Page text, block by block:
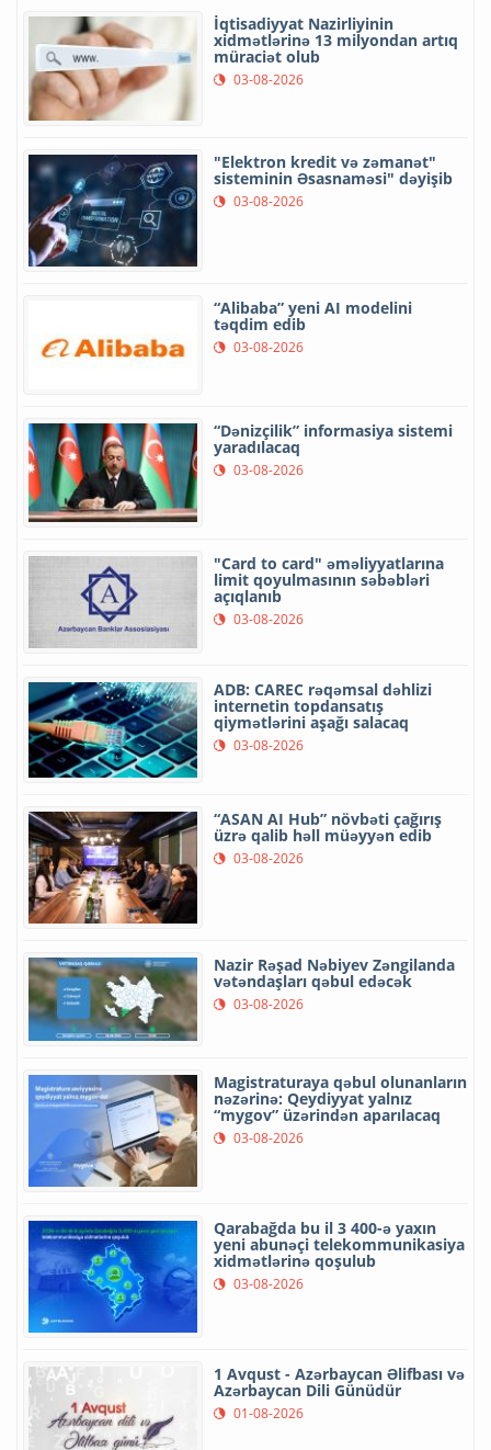
İqtisadiyyat Nazirliyinin
xidmətlərinə 13 milyondan artıq
müraciət olub
03-08-2026
"Elektron kredit və zəmanət"
sisteminin Əsasnaməsi" dəyişib
03-08-2026
“Alibaba” yeni AI modelini
təqdim edib
03-08-2026
“Dənizçilik” informasiya sistemi
yaradılacaq
03-08-2026
"Card to card" əməliyyatlarına
limit qoyulmasının səbəbləri
açıqlanıb
03-08-2026
ADB: CAREC rəqəmsal dəhlizi
internetin topdansatış
qiymətlərini aşağı salacaq
03-08-2026
“ASAN AI Hub” növbəti çağırış
üzrə qalib həll müəyyən edib
03-08-2026
Nazir Rəşad Nəbiyev Zəngilanda
vətəndaşları qəbul edəcək
03-08-2026
Magistraturaya qəbul olunanların
nəzərinə: Qeydiyyat yalnız
“mygov” üzərindən aparılacaq
03-08-2026
Qarabağda bu il 3 400-ə yaxın
yeni abunəçi telekommunikasiya
xidmətlərinə qoşulub
03-08-2026
1 Avqust - Azərbaycan Əlifbası və
Azərbaycan Dili Günüdür
01-08-2026